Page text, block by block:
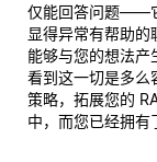
仅能回答问题——
显得异常有帮助
能够与您的想法产
看到这一切是多么
策略，拓展您的
中，而您已经拥有